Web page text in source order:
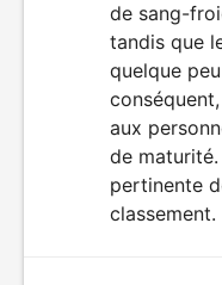
de sang-
tandis que
quelque
aux
de
pertinente
classement.